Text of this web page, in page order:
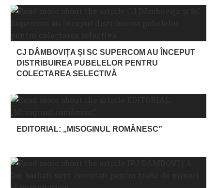
CJ DÂMBOVIȚA ȘI SC SUPERCOM AU ÎNCEPUT
DISTRIBUIREA PUBELELOR PENTRU
COLECTAREA SELECTIVĂ
EDITORIAL: „MISOGINUL ROMÂNESC”